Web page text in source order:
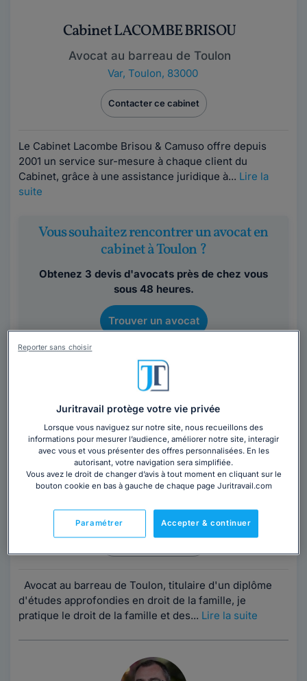
Cabinet LACOMBE BRISOU
Avocat au barreau de Toulon
Var, Toulon, 83000
Contacter ce cabinet
Le Cabinet Lacombe Brisou & Camuso offre depuis
2001 un service sur-mesure à chaque client du
Cabinet, grâce à une assistance juridique à... Lire la
suite
Vous souhaitez rencontrer un avocat en
cabinet à Toulon ?
Obtenez 3 devis d'avocats près de chez vous
sous 48 heures.
Trouver un avocat
Maître Cécile BRUN
Avocat au barreau de Toulon
Var,Toulon, 83000
Avocat au barreau de Toulon, titulaire d'un diplôme
d'études approfondies en droit de la famille, je
pratique le droit de la famille et des... Lire la suite
Juritravail protège votre vie privée
Lorsque vous naviguez sur notre site, nous recueillons des
informations pour mesurer l’audience, améliorer notre site, interagir
avec vous et vous présenter des offres personnalisées. En les
autorisant, votre navigation sera simplifiée.
Vous avez le droit de changer d’avis à tout moment en cliquant sur le
bouton cookie en bas à gauche de chaque page Juritravail.com
Accepter & continuer
Paramétrer
Reporter sans choisir